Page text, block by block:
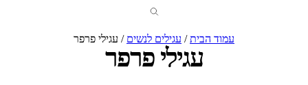
עמוד הבית/ עגילים לנשים / עגילי פרפר
עגילי פרפר